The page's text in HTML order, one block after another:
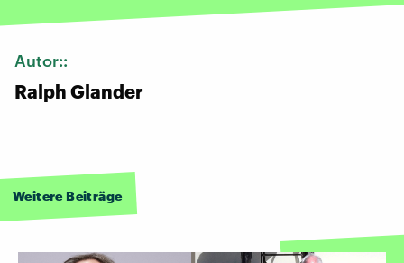
Autor::
Ralph Glander
Weitere Beiträge